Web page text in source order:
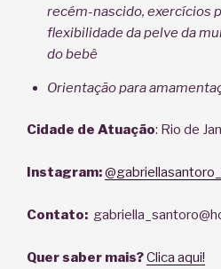
recém-nascido, exercícios
flexibilidade da pelve da
do bebê
Orientação para
Cidade de Atuação: Rio de
Instagram:
Contato:
Quer saber mais?Clica aqui!